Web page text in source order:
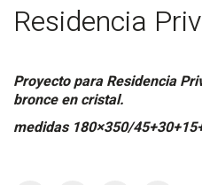
Residencia
Proyecto para Residencia
bronce en cristal.
medidas 180×350/